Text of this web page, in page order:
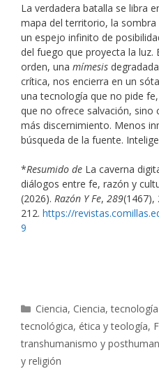
La verdadera batalla se libra
mapa del territorio, la
un espejo infinito de
del fuego que proyecta la luz.
orden, una mímesis
crítica, nos encierra en un
una tecnología que no pide
que no ofrece salvación, sino
más discernimiento. Menos
búsqueda de la fuente.
*Resumido de La caverna
diálogos entre fe, razón y
(2026). Razón Y Fe, 289(1467),
212. https://
9
Categorías
Ciencia, Ciencia,
tecnológica, ética y teología,
transhumanismo y
y religión